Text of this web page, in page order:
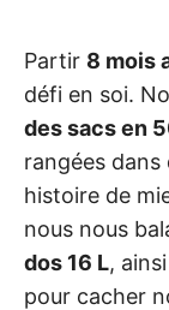
Partir 8 mois
défi en soi.
des sacs en
rangées dans
histoire de
nous nous
dos 16 L,
pour cacher